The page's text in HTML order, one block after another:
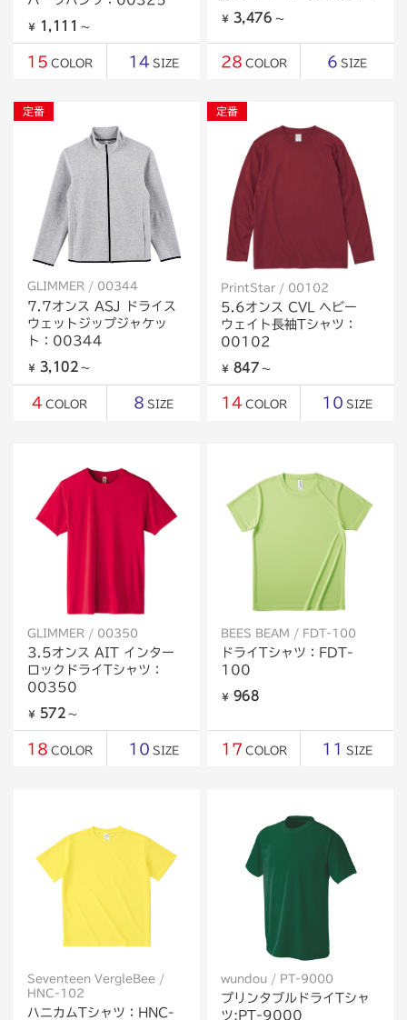
￥ 1,111 ～
15 COLOR 14 SIZE
￥ 3,476 ～
28 COLOR 6 SIZE
定番
GLIMMER / 00344
7.7オンス ASJ ドライス
ウェットジップジャケッ
ト：00344
￥ 3,102 ～
4 COLOR 8 SIZE
定番
PrintStar / 00102
5.6オンス CVL ヘビー
ウェイト長袖Tシャツ：
00102
￥ 847 ～
14 COLOR 10 SIZE
GLIMMER / 00350
3.5オンス AIT インター
ロックドライTシャツ：
00350
￥ 572 ～
18 COLOR 10 SIZE
BEES BEAM / FDT-100
ドライTシャツ：FDT-
100
￥ 968
17 COLOR 11 SIZE
Seventeen VergleBee /
HNC-102
ハニカムTシャツ：HNC-
wundou / PT-9000
プリンタブルドライTシャ
ツ:PT-9000